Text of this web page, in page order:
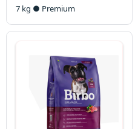
Pequenas
7 kg ● Premium